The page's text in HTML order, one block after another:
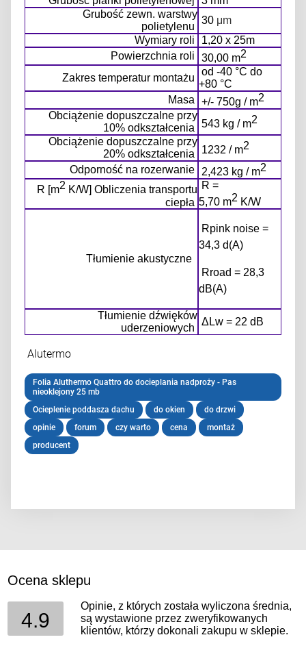
Grubość zewn. warstwy
polietylenu
30 μm
Wymiary roli
1,20 x 25m
Powierzchnia roli
30,00 m2
Zakres temperatur montażu
od -40 °C do
+80 °C
Masa +/- 750g / m2
Obciążenie dopuszczalne przy
10% odkształcenia 543 kg / m2
Obciążenie dopuszczalne przy
20% odkształcenia
1232 / m2
Odporność na rozerwanie 2,423 kg / m2
R [m2 K/W] Obliczenia transportu
ciepła
R =
5,70 m2 K/W
Tłumienie akustyczne
Rpink noise =
34,3 d(A)
Rroad = 28,3
dB(A)
Tłumienie dźwięków
uderzeniowych
ΔLw = 22 dB
Alutermo
Folia Aluthermo Quattro do docieplania nadproży - Pas
nieoklejony 25 mb
Ocieplenie poddasza dachu
do okien
do drzwi
opinie
forum czy warto cena
montaż
producent
Ocena sklepu
4.9
Opinie, z których została wyliczona średnia,
są wystawione przez zweryfikowanych
klientów, którzy dokonali zakupu w sklepie.